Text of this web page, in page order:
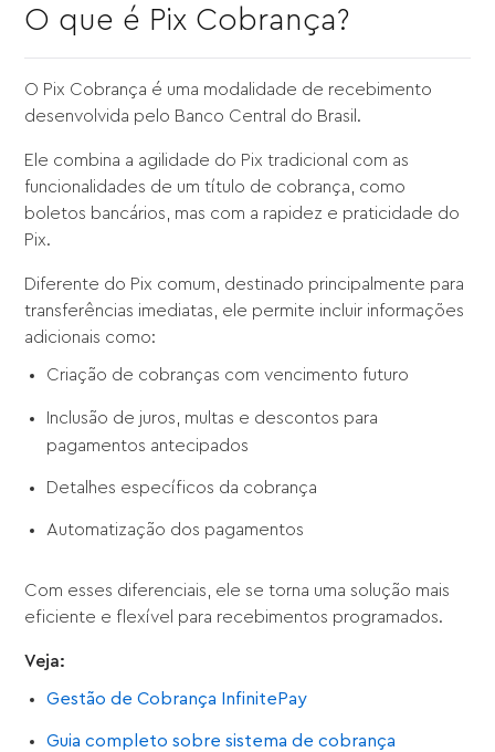
O que é Pix Cobrança?
O Pix Cobrança é uma modalidade de recebimento
desenvolvida pelo Banco Central do Brasil.
Ele combina a agilidade do Pix tradicional com as
funcionalidades de um título de cobrança, como
boletos bancários, mas com a rapidez e praticidade do
Pix.
Diferente do Pix comum, destinado principalmente para
transferências imediatas, ele permite incluir informações
adicionais como:
Criação de cobranças com vencimento futuro
Inclusão de juros, multas e descontos para
pagamentos antecipados
Detalhes específicos da cobrança
Automatização dos pagamentos
Com esses diferenciais, ele se torna uma solução mais
eficiente e flexível para recebimentos programados.
Veja:
Gestão de Cobrança InfinitePay
Guia completo sobre sistema de cobrança